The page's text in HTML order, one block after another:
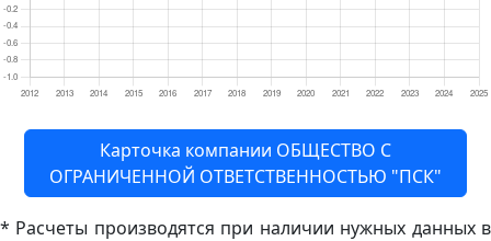
Карточка компании ОБЩЕСТВО С
ОГРАНИЧЕННОЙ ОТВЕТСТВЕННОСТЬЮ "ПСК"
* Расчеты производятся при наличии нужных данных в